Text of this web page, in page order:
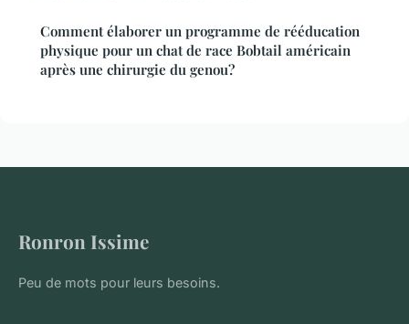
Comment élaborer un programme de rééducation
physique pour un chat de race Bobtail américain
après une chirurgie du genou?
Ronron Issime
Peu de mots pour leurs besoins.